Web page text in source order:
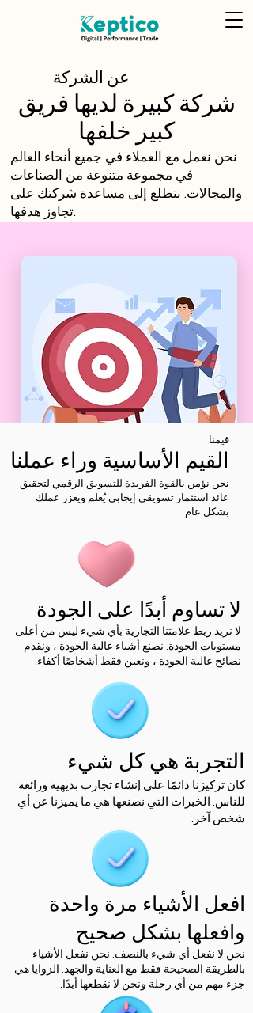
عن الشركة
شركة كبيرة لديها فريق
كبير خلفها
نحن نعمل مع العملاء في جميع أنحاء العالم
في مجموعة متنوعة من الصناعات
والمجالات. نتطلع إلى مساعدة شركتك على
تجاوز هدفها.
قيمنا
القيم الأساسية وراء عملنا
نحن نؤمن بالقوة الفريدة للتسويق الرقمي لتحقيق
عائد استثمار تسويقي إيجابي يُعلم ويعزز عملك
بشكل عام
لا تساوم أبدًا على الجودة
لا نريد ربط علامتنا التجارية بأي شيء ليس من أعلى
مستويات الجودة. نصنع أشياء عالية الجودة ، ونقدم
نصائح عالية الجودة ، ونعين فقط أشخاصًا أكفاء.
التجربة هي كل شيء
كان تركيزنا دائمًا على إنشاء تجارب بديهية ورائعة
للناس. الخبرات التي نصنعها هي ما يميزنا عن أي
شخص آخر.
افعل الأشياء مرة واحدة
وافعلها بشكل صحيح
نحن لا نفعل أي شيء بالنصف. نحن نفعل الأشياء
بالطريقة الصحيحة فقط مع العناية والجهد. الزوايا هي
جزء مهم من أي رحلة ونحن لا نقطعها أبدًا.